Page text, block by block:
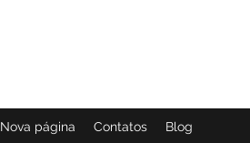
Nova página Contatos Blog